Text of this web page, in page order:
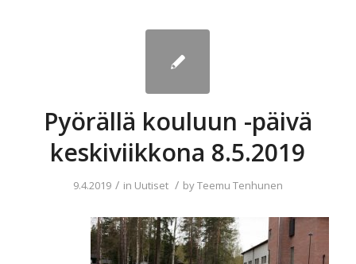
Pyörällä kouluun -päivä
keskiviikkona 8.5.2019
9.4.2019 / in Uutiset / byTeemu Tenhunen